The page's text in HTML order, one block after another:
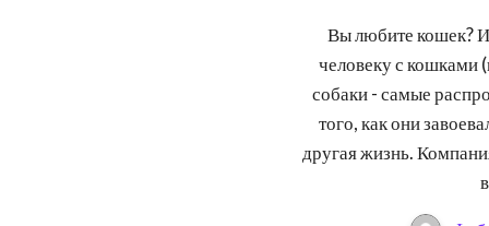
Вы любите кошек?
человеку с кошками
собаки - самые
того, как они
другая жизнь.